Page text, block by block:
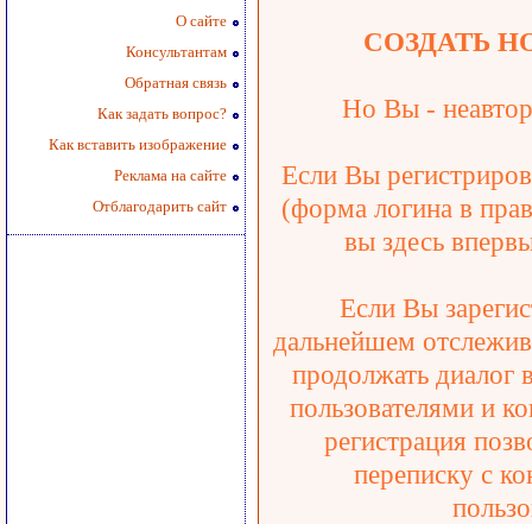
О сайте
Консультантам
Обратная связь
Как задать вопрос?
Как вставить изображение
Реклама на сайте
Отблагодарить сайт
СОЗДАТЬ
Но Вы -
Если Вы
(форма логина в
вы здесь
Если Вы
дальнейшем
продолжать диалог
пользователями и
регистрация
переписку с